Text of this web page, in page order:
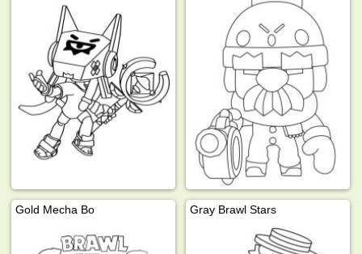
Gold Mecha Bo Gray Brawl Stars